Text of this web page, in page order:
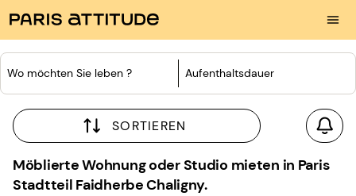
Wo möchten Sie leben ? Aufenthaltsdauer
SORTIEREN
Möblierte Wohnung oder Studio mieten in Paris
Stadtteil Faidherbe Chaligny.